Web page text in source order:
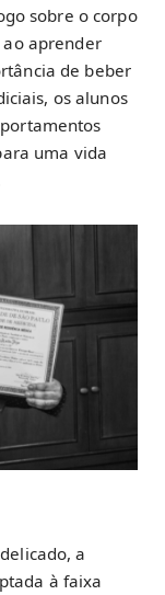
sobre o corpo
aprender
de beber
os alunos
uma vida
a
à faixa